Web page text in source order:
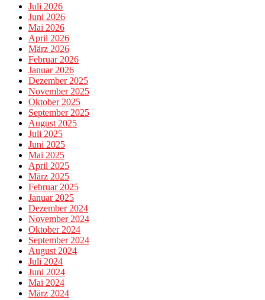
Juli 2026
Juni 2026
Mai 2026
April 2026
März 2026
Februar 2026
Januar 2026
Dezember 2025
November 2025
Oktober 2025
September 2025
August 2025
Juli 2025
Juni 2025
Mai 2025
April 2025
März 2025
Februar 2025
Januar 2025
Dezember 2024
November 2024
Oktober 2024
September 2024
August 2024
Juli 2024
Juni 2024
Mai 2024
März 2024